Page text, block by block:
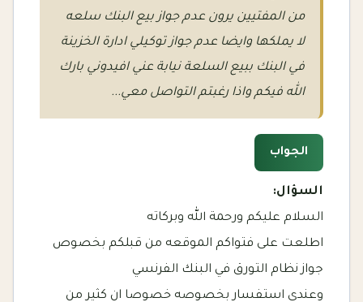
من المفتيين يرون عدم جواز بيع البنك سلعه
لا يملكها وايضا عدم جواز توكيلي ادارة الخزينة
في البنك ببيع السلعة نيابة عني افيدوني بارك
الله فيكم واذا رغبتم التواصل معي...
الجواب
السؤال:
السلام عليكم ورحمة الله وبركاته
اطلعت على فتواكم الموقعه من قبلكم بخصوص
جواز نظام التورق في البنك الفرنسي
وعندي استفسار بخصوصه خصوصا ان كثير من